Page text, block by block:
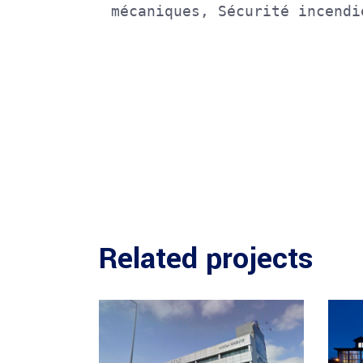
mécaniques, Sécurité
Related projects